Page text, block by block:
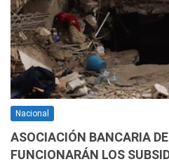
Nacional
ASOCIACIÓN BANCARIA
FUNCIONARÁN LOS